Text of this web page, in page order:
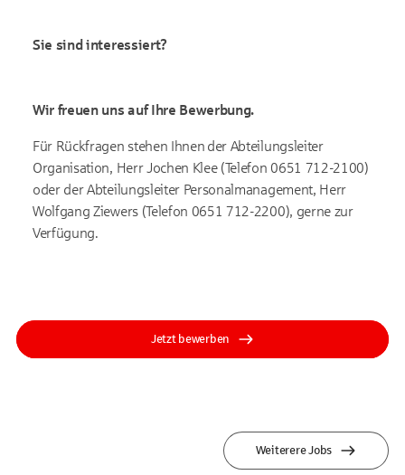
Sie sind interessiert?
Wir freuen uns auf Ihre Bewerbung.
Für Rückfragen stehen Ihnen der Abteilungsleiter
Organisation, Herr Jochen Klee (Telefon 0651 712-2100)
oder der Abteilungsleiter Personalmanagement, Herr
Wolfgang Ziewers (Telefon 0651 712-2200), gerne zur
Verfügung.
Jetzt bewerben
Weiterere Jobs